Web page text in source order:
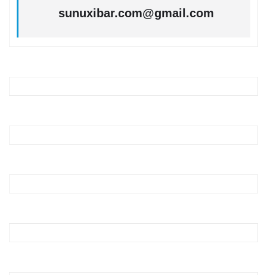
sunuxibar.com@gmail.com